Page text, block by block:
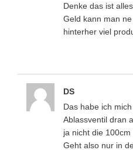
Denke das ist
Geld kann man
hinterher viel
DS
Das habe ich
Ablassventil dran
ja nicht die 100cm
Geht also nur in